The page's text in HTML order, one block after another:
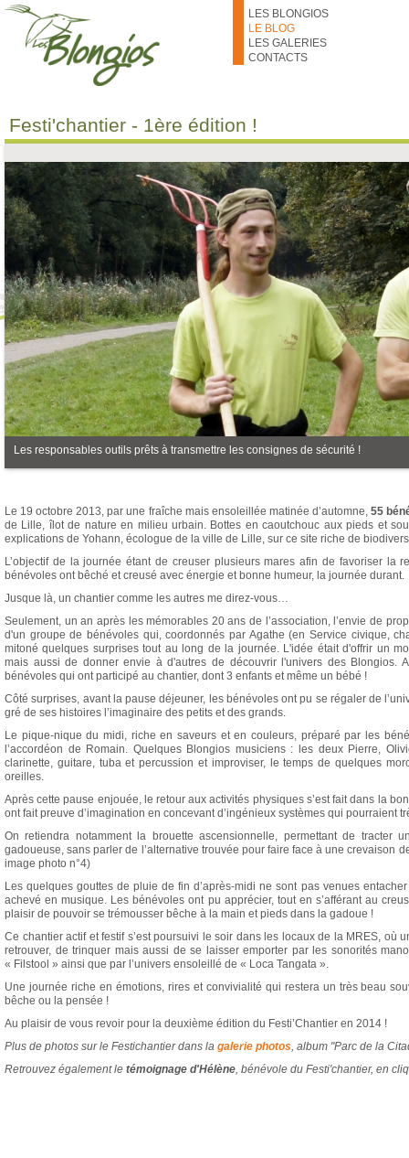
Aller au contenu principal
LES BLONGIOS
LE BLOG
LES GALERIES
CONTACTS
Festi'chantier - 1ère édition !
Les responsables outils prêts à transmettre les consignes de sécurité !
Le 19 octobre 2013, par une fraîche mais ensoleillée matinée d’automne, 55
de Lille, îlot de nature en milieu urbain. Bottes en caoutchouc aux pieds et
explications de Yohann, écologue de la ville de Lille, sur ce site riche de
L’objectif de la journée étant de creuser plusieurs mares afin de favoriser la
bénévoles ont bêché et creusé avec énergie et bonne humeur, la journée durant.
Jusque là, un chantier comme les autres me direz-vous…
Seulement, un an après les mémorables 20 ans de l’association, l’envie de
d'un groupe de bénévoles qui, coordonnés par Agathe (en Service civique,
mitoné quelques surprises tout au long de la journée. L'idée était d'offrir un
mais aussi de donner envie à d'autres de découvrir l'univers des Blongios.
bénévoles qui ont participé au chantier, dont 3 enfants et même un bébé !
Côté surprises, avant la pause déjeuner, les bénévoles ont pu se régaler de
gré de ses histoires l’imaginaire des petits et des grands.
Le pique-nique du midi, riche en saveurs et en couleurs, préparé par les
l’accordéon de Romain. Quelques Blongios musiciens : les deux Pierre,
clarinette, guitare, tuba et percussion et improviser, le temps de quelques
oreilles.
Après cette pause enjouée, le retour aux activités physiques s’est fait dans la
ont fait preuve d’imagination en concevant d’ingénieux systèmes qui
On retiendra notamment la brouette ascensionnelle, permettant de tracter
gadoueuse, sans parler de l’alternative trouvée pour faire face à une crevaison
image photo n°4)
Les quelques gouttes de pluie de fin d’après-midi ne sont pas venues
achevé en musique. Les bénévoles ont pu apprécier, tout en s’afférant au
plaisir de pouvoir se trémousser bêche à la main et pieds dans la gadoue !
Ce chantier actif et festif s’est poursuivi le soir dans les locaux de la MRES, où
retrouver, de trinquer mais aussi de se laisser emporter par les sonorités
« Filstool » ainsi que par l’univers ensoleillé de « Loca Tangata ».
Une journée riche en émotions, rires et convivialité qui restera un très beau
bêche ou la pensée !
Au plaisir de vous revoir pour la deuxième édition du Festi’Chantier en 2014 !
Plus de photos sur le Festichantier dans la galerie photos, album "Parc de la
Retrouvez également le témoignage d'Hélène, bénévole du Festi'chantier, en